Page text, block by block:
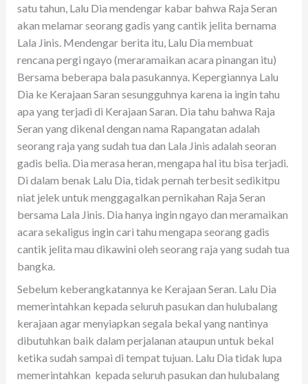
satu tahun, Lalu Dia mendengar kabar bahwa Raja Seran
akan melamar seorang gadis yang cantik jelita bernama
Lala Jinis. Mendengar berita itu, Lalu Dia membuat
rencana pergi ngayo (meraramaikan acara pinangan itu)
Bersama beberapa bala pasukannya. Kepergiannya Lalu
Dia ke Kerajaan Saran sesungguhnya karena ia ingin tahu
apa yang terjadi di Kerajaan Saran. Dia tahu bahwa Raja
Seran yang dikenal dengan nama Rapangatan adalah
seorang raja yang sudah tua dan Lala Jinis adalah seoran
gadis belia. Dia merasa heran, mengapa hal itu bisa terjadi.
Di dalam benak Lalu Dia, tidak pernah terbesit sedikitpu
niat jelek untuk menggagalkan pernikahan Raja Seran
bersama Lala Jinis. Dia hanya ingin ngayo dan meramaikan
acara sekaligus ingin cari tahu mengapa seorang gadis
cantik jelita mau dikawini oleh seorang raja yang sudah tua
bangka.
Sebelum keberangkatannya ke Kerajaan Seran. Lalu Dia
memerintahkan kepada seluruh pasukan dan hulubalang
kerajaan agar menyiapkan segala bekal yang nantinya
dibutuhkan baik dalam perjalanan ataupun untuk bekal
ketika sudah sampai di tempat tujuan. Lalu Dia tidak lupa
memerintahkan kepada seluruh pasukan dan hulubalang